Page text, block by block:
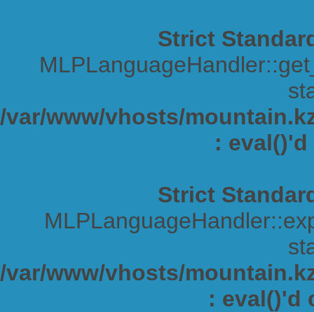
Strict
/var/www/vhosts/
:
Strict
/var/www/vhosts/
: eval()'d